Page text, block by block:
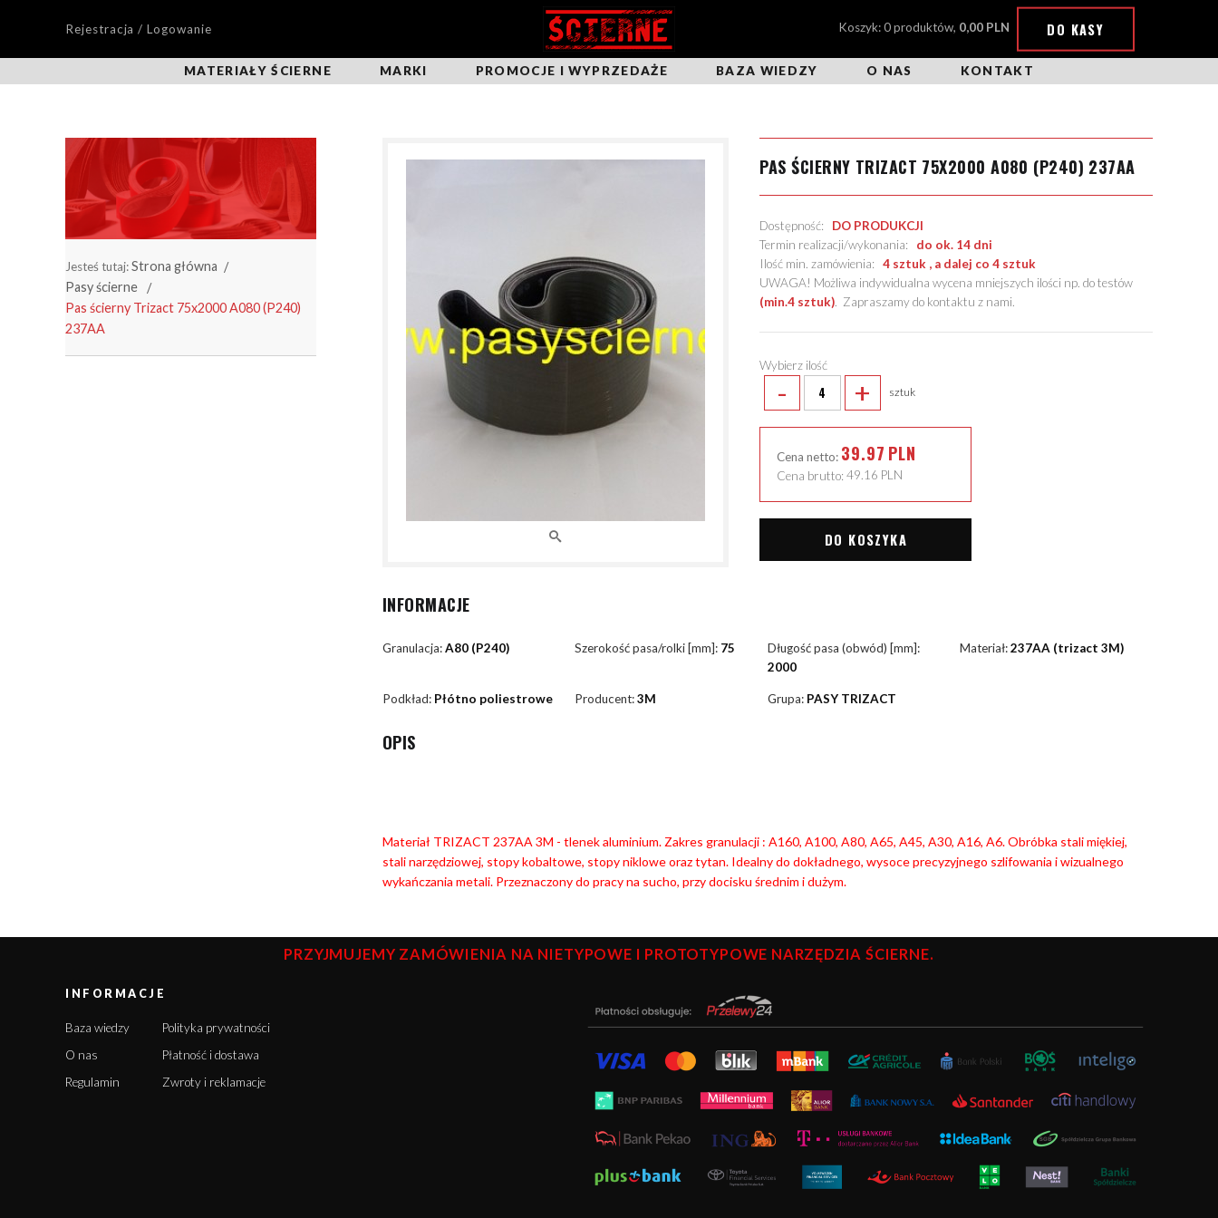
Rejestracja / Logowanie Koszyk: 0 produktów, 0,00 PLN DO KASY
MATERIAŁY ŚCIERNE MARKI PROMOCJE I WYPRZEDAŻE BAZA WIEDZY O NAS KONTAKT
Jesteś tutaj:Strona główna
Pasy ścierne
Pas ścierny Trizact 75x2000 A080 (P240)
237AA
PAS ŚCIERNY TRIZACT 75X2000 A080 (P240) 237AA
Dostępność: DO PRODUKCJI
Termin realizacji/wykonania: do ok. 14 dni
Ilość min. zamówienia:4 sztuk , a dalej co 4 sztuk
UWAGA! Możliwa indywidualna wycena mniejszych ilości np. do testów
(min.4 sztuk). Zapraszamy do kontaktu z nami.
Wybierz ilość
- + sztuk
Cena netto: 39.97 PLN
Cena brutto:49.16 PLN
DO KOSZYKA
INFORMACJE
Granulacja:A80 (P240) Szerokość pasa/rolki [mm]: 75
Długość pasa (obwód) [mm]:
2000
Materiał:237AA (trizact 3M)
Podkład: Płótno poliestrowe Producent:3M Grupa: PASY TRIZACT
OPIS
Materiał TRIZACT 237AA 3M - tlenek aluminium. Zakres granulacji : A160, A100, A80, A65, A45, A30, A16, A6. Obróbka stali miękiej,
stali narzędziowej, stopy kobaltowe, stopy niklowe oraz tytan. Idealny do dokładnego, wysoce precyzyjnego szlifowania i wizualnego
wykańczania metali. Przeznaczony do pracy na sucho, przy docisku średnim i dużym.
PRZYJMUJEMY ZAMÓWIENIA NA NIETYPOWE I PROTOTYPOWE NARZĘDZIA ŚCIERNE.
INFORMACJE
Baza wiedzy
O nas
Regulamin
Polityka prywatności
Płatność i dostawa
Zwroty i reklamacje